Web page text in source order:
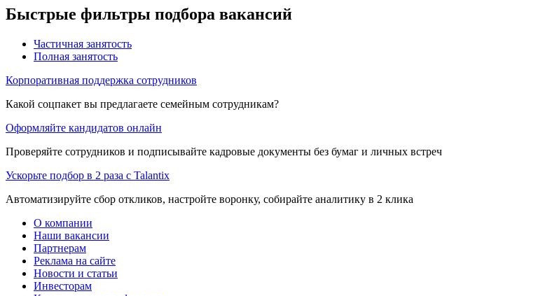
Быстрые фильтры подбора вакансий
Частичная занятость
Полная занятость
Корпоративная поддержка сотрудников
Какой соцпакет вы предлагаете семейным сотрудникам?
Оформляйте кандидатов онлайн
Проверяйте сотрудников и подписывайте кадровые документы без бумаг и личных встреч
Ускорьте подбор в 2 раза с Talantix
Автоматизируйте сбор откликов, настройте воронку, собирайте аналитику в 2 клика
О компании
Наши вакансии
Партнерам
Реклама на сайте
Новости и статьи
Инвесторам